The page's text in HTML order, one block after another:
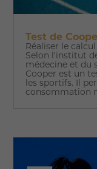
Test de
Réaliser le
Selon l'institut
médecine et du
Cooper est un
les sportifs. Il
consommation